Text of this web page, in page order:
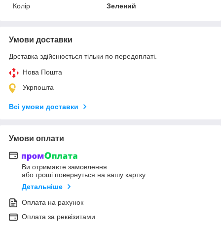
Колір
Зелений
Умови доставки
Доставка здійснюється тільки по передоплаті.
Нова Пошта
Укрпошта
Всі умови доставки
Умови оплати
Ви отримаєте замовлення
або гроші повернуться на вашу картку
Детальніше
Оплата на рахунок
Оплата за реквізитами